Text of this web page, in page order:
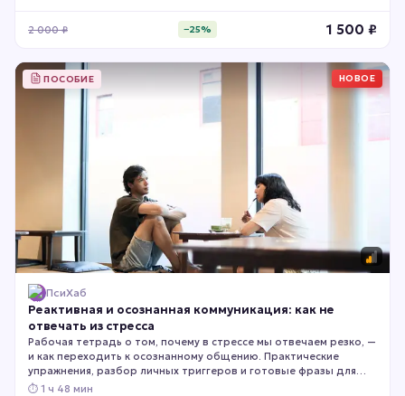
2 000₽ −25% 1 500 ₽
ПОСОБИЕ НОВОЕ
ПсиХаб
Реактивная и осознанная коммуникация: как не
отвечать из стресса
Рабочая тетрадь о том, почему в стрессе мы отвечаем резко, —
и как переходить к осознанному общению. Практические
упражнения, разбор личных триггеров и готовые фразы для
напряжённых разговоров. Подойдёт тем, кто хочет меньше
⏱ 1 ч 48 мин